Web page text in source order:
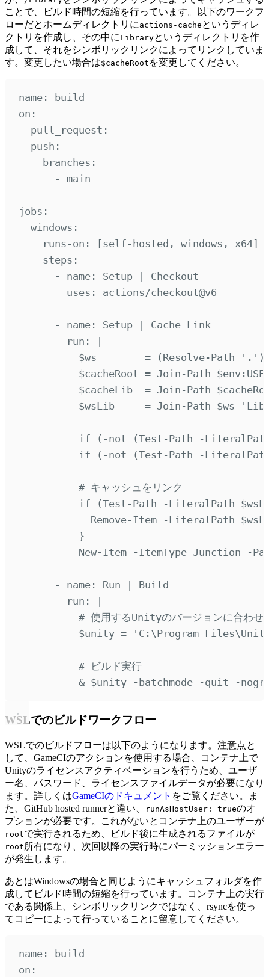
ことで、ビルド時間の短縮を行っています。以下のワークフ
ローだとホームディレクトリに actions-cache というディレ
クトリを作成し、その中に Libraryというディレクトリを作
成して、それをシンボリックリンクによってリンクしていま
す。変更したい場合は$cacheRoot を変更してください。
name :
build
on :
pull_request :
push :
branches :
-
main
jobs :
windows :
runs-on : [self-hosted , windows , x64]
steps :
-
name :
Setup | Checkout
uses : actions/checkout@v6
- name :
Setup | Cache Link
run :
|
$ws        = (Resolve-Path '.')
$cacheRoot = Join-Path
$cacheLib  = Join-Path
$wsLib     = Join-Path $ws
if (-not (Test-Path -LiteralPath
if (-not (Test-Path -LiteralPath
# キャッシュをリンク
if (Test-Path -LiteralPath
Remove-Item -LiteralPath
}
New-Item -ItemType Junction -
- name :
Run | Build
run :
|
# 使用するUnityのバージョンに合わせ
$unity = 'C:\Program
# ビルド実行
& $unity -batchmode -quit -
WSLでのビルドワークフロー
WSLでのビルドフローは以下のようになります。注意点と
して、GameCIのアクションを使用する場合、コンテナ上で
Unityのライセンスアクティベーションを行うため、ユーザ
ー名、パスワード、ライセンスファイルデータが必要になり
ます。詳しくはGameCIのドキュメント をご覧ください。ま
た、GitHub hosted runnerと違い、
runAsHostUser: trueのオ
プションが必要です。これがないとコンテナ上のユーザーが
rootで実行されるため、ビルド後に生成されるファイルが
root 所有になり、次回以降の実行時にパーミッションエラー
が発生します。
あとはWindowsの場合と同じようにキャッシュフォルダを作
成してビルド時間の短縮を行っています。コンテナ上の実行
である関係上、シンボリックリンクではなく、rsyncを使っ
てコピーによって行っていることに留意してください。
name :
build
on :